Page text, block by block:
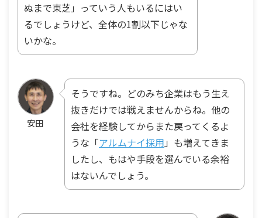
ぬまで東芝」っていう人もいるにはい
るでしょうけど、全体の1割以下じゃな
いかな。
安田
そうですね。どのみち企業はもう生え
抜きだけでは戦えませんからね。他の
会社を経験してからまた戻ってくるよ
うな「アルムナイ採用 」も増えてきま
したし、もはや手段を選んでいる余裕
はないんでしょう。